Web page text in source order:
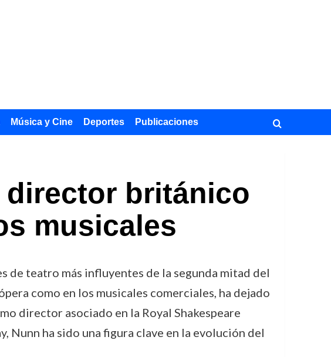
Música y Cine Deportes Publicaciones
director británico
musicales
de teatro más influyentes de la segunda mitad del
como en los musicales comerciales, ha dejado
director asociado en la Royal Shakespeare
Nunn ha sido una figura clave en la evolución del